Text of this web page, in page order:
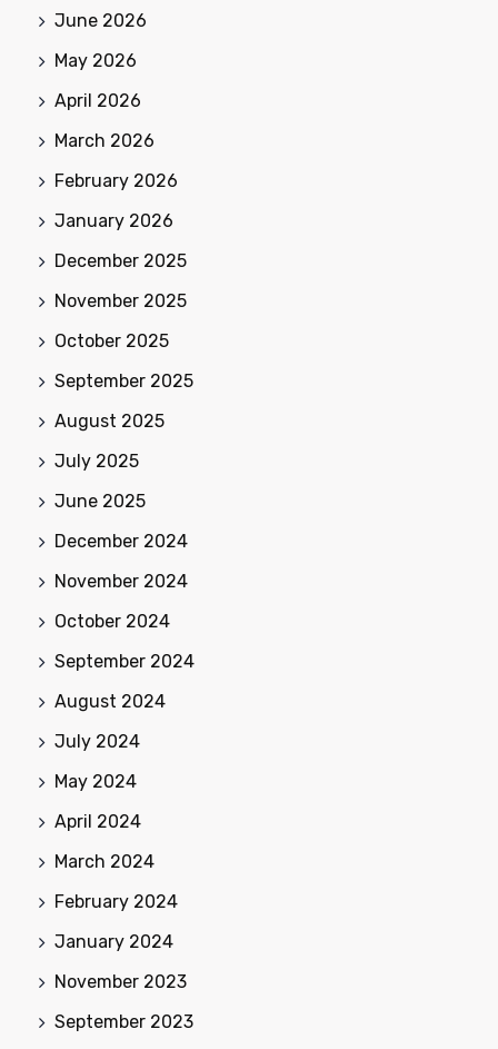
June 2026
May 2026
April 2026
March 2026
February 2026
January 2026
December 2025
November 2025
October 2025
September 2025
August 2025
July 2025
June 2025
December 2024
November 2024
October 2024
September 2024
August 2024
July 2024
May 2024
April 2024
March 2024
February 2024
January 2024
November 2023
September 2023